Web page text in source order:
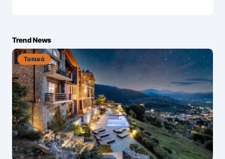
Trend News
Τοπικά